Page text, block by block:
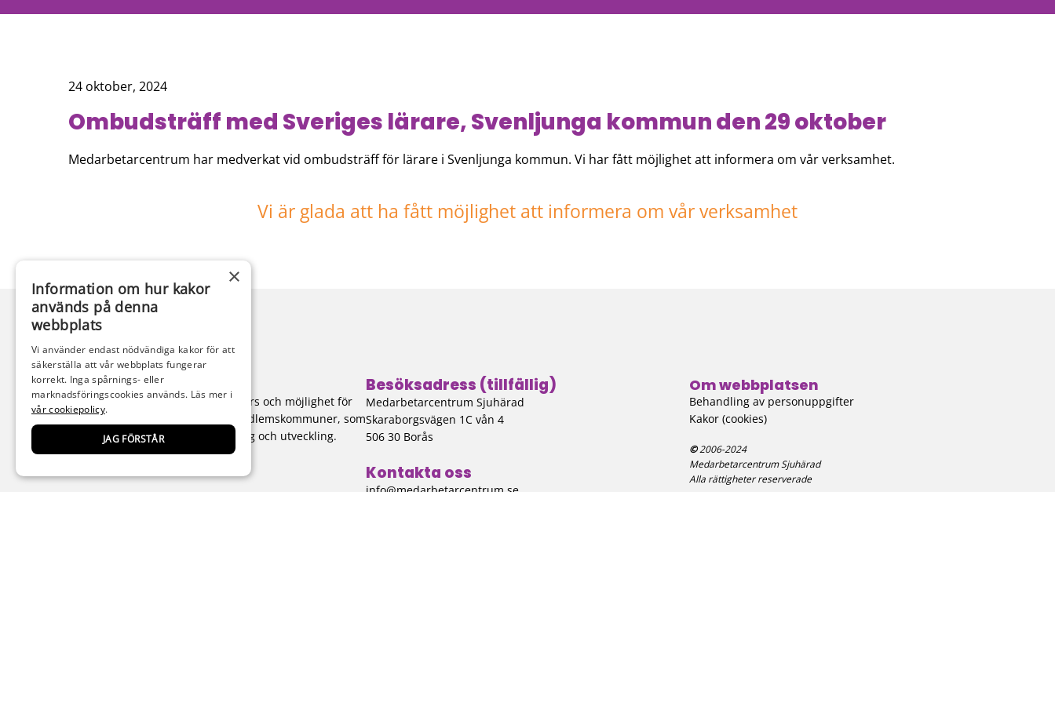
24 oktober, 2024
Ombudsträff med Sveriges lärare, Svenljunga kommun den 29 oktober
Medarbetarcentrum har medverkat vid ombudsträff för lärare i Svenljunga kommun. Vi har fått möjlighet att informera om vår verksamhet.
Vi är glada att ha fått möjlighet att informera om vår verksamhet
Medarbetarcentrum är en neutral resurs och möjlighet för
dig som är tillsvidareanställd i våra medlemskommuner, som
önskar eller känner behov av förändring och utveckling.
Besöksadress (tillfällig)
Medarbetarcentrum Sjuhärad
Skaraborgsvägen 1C vån 4
506 30 Borås
Kontakta oss
info@medarbetarcentrum.se
Om webbplatsen
Behandling av personuppgifter
Kakor (cookies)
©2006-2024
Medarbetarcentrum Sjuhärad
Alla rättigheter reserverade
×
Information om hur kakor
används på denna
webbplats
Vi använder endast nödvändiga kakor för att
säkerställa att vår webbplats fungerar
korrekt. Inga spårnings- eller
marknadsföringscookies används. Läs mer i
vår cookiepolicy.
JAG FÖRSTÅR